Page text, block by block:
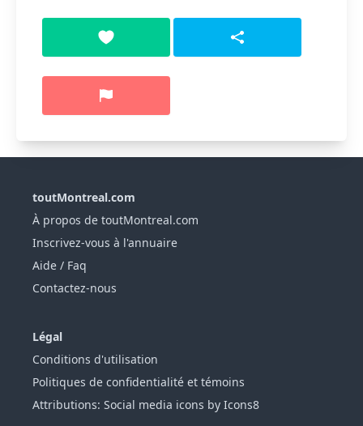
toutMontreal.com
À propos de toutMontreal.com
Inscrivez-vous à l'annuaire
Aide / Faq
Contactez-nous
Légal
Conditions d'utilisation
Politiques de confidentialité et témoins
Attributions: Social media icons by Icons8